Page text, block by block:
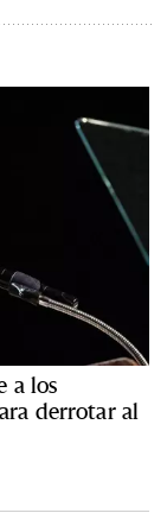
a los
derrotar al